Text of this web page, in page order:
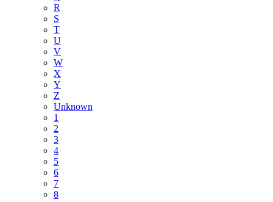
R
S
T
U
V
W
X
Y
Z
Unknown
1
2
3
4
5
6
7
8